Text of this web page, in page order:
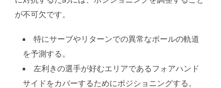
が不可欠です。
特にサーブやリターンでの異常なボールの軌道
を予測する。
左利きの選手が好むエリアであるフォアハンド
サイドをカバーするためにポジショニングする。